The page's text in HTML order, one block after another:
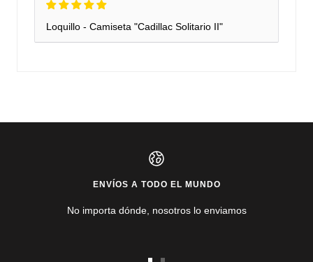
Loquillo - Camiseta "Cadillac Solitario II"
ENVÍOS A TODO EL MUNDO
No importa dónde, nosotros lo enviamos